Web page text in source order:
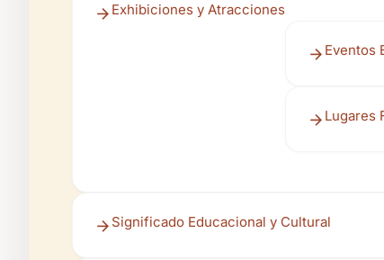
Exhibiciones y Atracciones
Eventos
Lugares
Significado Educacional y Cultural